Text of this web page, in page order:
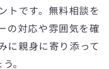
トです。無料相談を
の対応や雰囲気を確
に親身に寄り添って
。